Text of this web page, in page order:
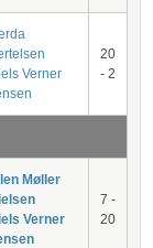
Verner
20
- 2
Møller
Verner
7 -
20